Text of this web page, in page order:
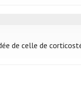
de celle de